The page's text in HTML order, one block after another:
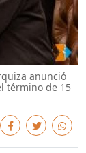
anunció
término de 15